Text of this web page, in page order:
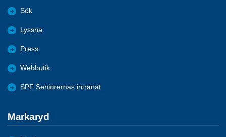
Sök
Lyssna
Press
Webbutik
SPF Seniorernas intranät
Markaryd